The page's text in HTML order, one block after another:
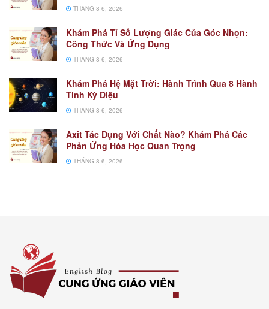
THÁNG 8 6, 2026
Khám Phá Tỉ Số Lượng Giác Của Góc Nhọn:
Công Thức Và Ứng Dụng
THÁNG 8 6, 2026
Khám Phá Hệ Mặt Trời: Hành Trình Qua 8 Hành
Tinh Kỳ Diệu
THÁNG 8 6, 2026
Axit Tác Dụng Với Chất Nào? Khám Phá Các
Phản Ứng Hóa Học Quan Trọng
THÁNG 8 6, 2026